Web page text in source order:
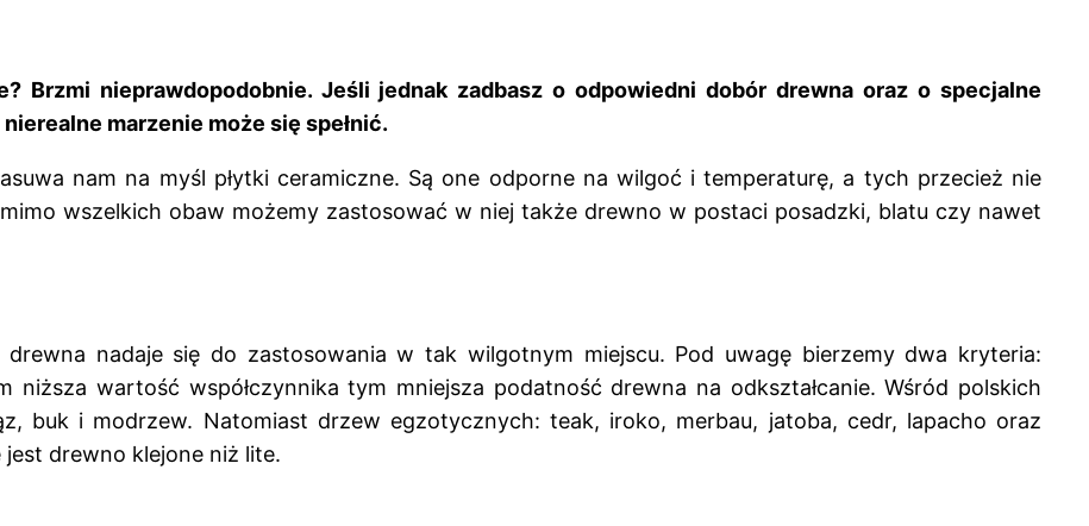
Brzmi nieprawdopodobnie. Jeśli jednak zadbasz o odpowiedni dobór drewna oraz o specjalne
marzenie może się spełnić.
nam na myśl płytki ceramiczne. Są one odporne na wilgoć i temperaturę, a tych przecież nie
wszelkich obaw możemy zastosować w niej także drewno w postaci posadzki, blatu czy nawet
nadaje się do zastosowania w tak wilgotnym miejscu. Pod uwagę bierzemy dwa kryteria:
niższa wartość współczynnika tym mniejsza podatność drewna na odkształcanie. Wśród polskich
buk i modrzew. Natomiast drzew egzotycznych: teak, iroko, merbau, jatoba, cedr, lapacho oraz
drewno klejone niż lite.